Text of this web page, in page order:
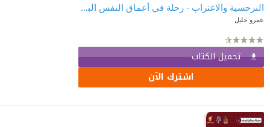
النرجسية والاغتراب - رحلة في أعماق النفس البشرية
عمرو خليل
تحميل الكتاب
اشترك الآن